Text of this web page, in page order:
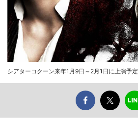
シアターコクーン来年1月9日～2月1日に上演予定